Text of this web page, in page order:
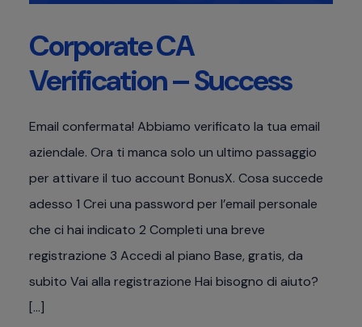
Corporate CA
Verification – Success
Email confermata! Abbiamo verificato la tua email
aziendale. Ora ti manca solo un ultimo passaggio
per attivare il tuo account BonusX. Cosa succede
adesso 1 Crei una password per l’email personale
che ci hai indicato 2 Completi una breve
registrazione 3 Accedi al piano Base, gratis, da
subito Vai alla registrazione Hai bisogno di aiuto?
[…]